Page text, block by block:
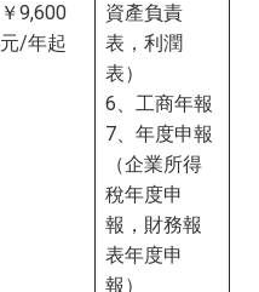
￥9,600
元/年起
資產負責
表，利潤
表）
6、工商年報
7、年度申報
（企業所得
稅年度申
報，財務報
表年度申
報）